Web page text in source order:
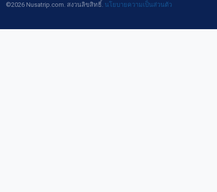
©2026 Nusatrip.com. สงวนลิขสิทธิ์. นโยบายความเป็นส่วนตัว